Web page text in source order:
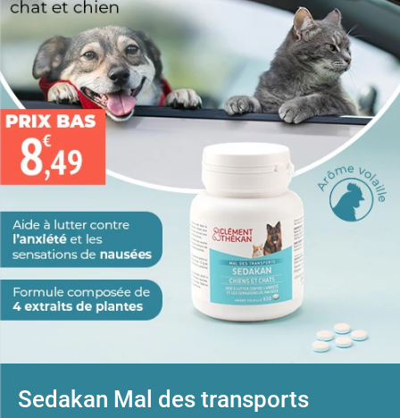
Sedakan Mal des transports